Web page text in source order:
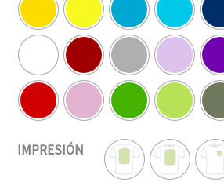
IMPRESIÓN